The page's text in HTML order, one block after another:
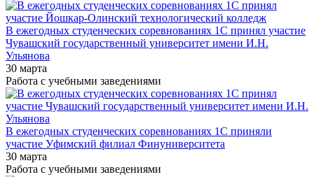
В ежегодных студенческих соревнованиях 1С принял участие
Чувашский государственный университет имени И.Н.
Ульянова
30 марта
Работа с учебными заведениями
В ежегодных студенческих соревнованиях 1С приняли
участие Уфимский филиал Финуниверситета
30 марта
Работа с учебными заведениями